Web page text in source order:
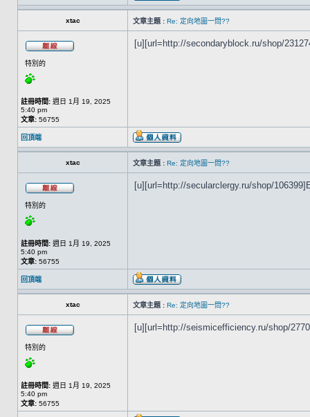
xtac 文章主題 : Re: 定向地圖一問??
特別的
註冊時間: 週日 1月 19, 2025
5:40 pm
文章: 56755
[u][url=http://secondaryblock.ru/shop/
回頂端
xtac 文章主題 : Re: 定向地圖一問??
特別的
註冊時間: 週日 1月 19, 2025
5:40 pm
文章: 56755
[u][url=http://secularclergy.ru/shop/
回頂端
xtac 文章主題 : Re: 定向地圖一問??
特別的
註冊時間: 週日 1月 19, 2025
5:40 pm
文章: 56755
[u][url=http://seismicefficiency.ru/shop/